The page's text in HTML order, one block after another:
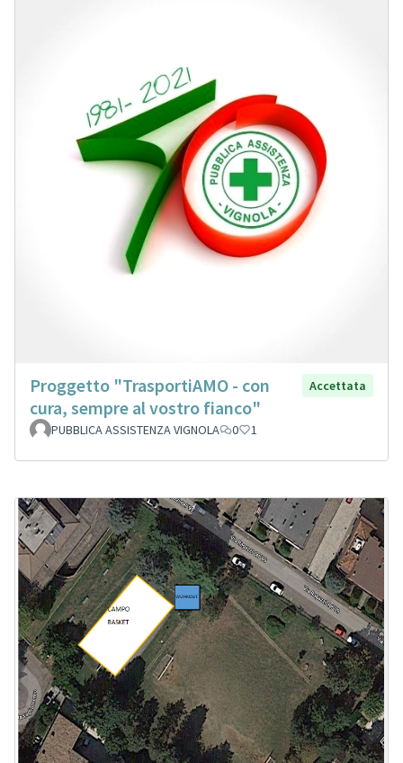
Proggetto "TrasportiAMO - con
cura, sempre al vostro fianco"
Accettata
PUBBLICA ASSISTENZA VIGNOLA 0 1